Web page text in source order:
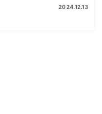
2024.12.13